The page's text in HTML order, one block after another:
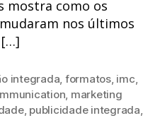
mostra como os
nos últimos
[…]
integrada, formatos, imc,
, marketing
, publicidade integrada,